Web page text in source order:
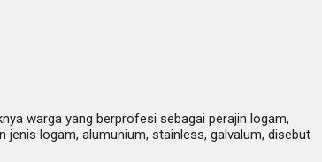
warga yang berprofesi sebagai perajin logam,
jenis logam, alumunium, stainless, galvalum, disebut